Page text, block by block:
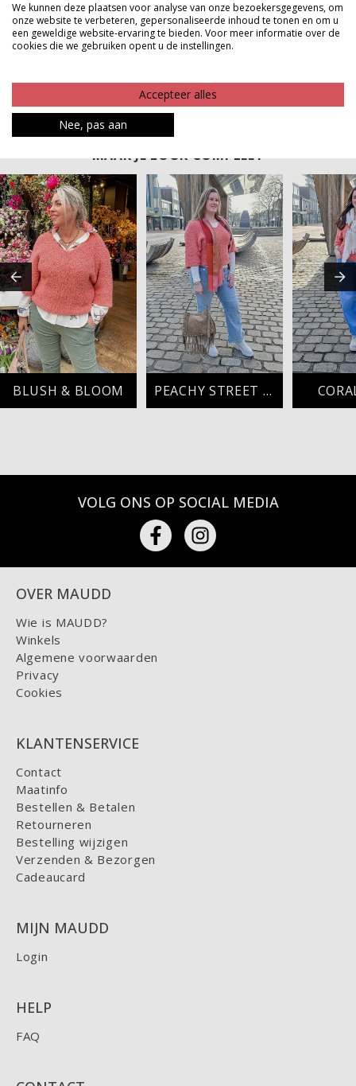
die er moeiteloos stijlvol uitziet en ideaal is voor dagen
waarop je warm en leuk gekleed wilt zijn.
Product kenmerken
Betaalinformatie
MAAK JE LOOK COMPLEET
BLUSH & BLOOM PEACHY STREET STYLE
VOLG ONS OP SOCIAL MEDIA
OVER MAUDD
Wie is MAUDD?
Winkels
Algemene voorwaarden
Privacy
Cookies
KLANTENSERVICE
Contact
Maatinfo
Bestellen & Betalen
Retourneren
Bestelling wijzigen
Verzenden & Bezorgen
Cadeaucard
MIJN MAUDD
Login
HELP
FAQ
We kunnen deze plaatsen voor analyse van onze bezoekersgegevens, om
onze website te verbeteren, gepersonaliseerde inhoud te tonen en om u
een geweldige website-ervaring te bieden. Voor meer informatie over de
cookies die we gebruiken opent u de instellingen.
Accepteer alles
Nee, pas aan